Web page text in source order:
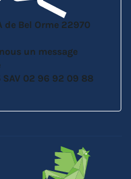
de Bel Orme 22970
un message
SAV 02 96 92 09 88